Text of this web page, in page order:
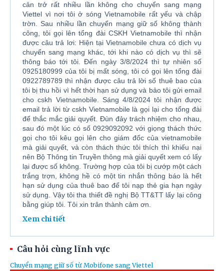
cản trở rất nhiều lần không cho chuyển sang mạng
Viettel vì nơi tôi ở sóng Vietnamobile rất yếu và chập
trờn. Sau nhiều lần chuyển mạng giữ số không thành
công, tôi gọi lên tổng đài CSKH Vietnamobile thì nhận
được câu trả lơi: Hiện tại Vietnamobile chưa có dịch vụ
chuyển sang mạng khác, tới khi nào có dịch vụ thì sẽ
thông báo tới tôi. Đến ngày 3/8/2024 thì tự nhiên số
0925180999 của tôi bị mất sóng, tôi có gọi lên tổng đài
0922789789 thì nhận được câu trả lời số thuê bao của
tôi bị thu hồi vì hết thời hạn sử dụng và bảo tôi gửi email
cho cskh Vietnamobile. Sáng 4/8/2024 tôi nhận được
email trả lời từ cskh Vietnamobile là gọi lại cho tổng đài
để thắc mắc giải quyết. Đùn đảy trách nhiệm cho nhau,
sau đó một lúc có số 0929092092 với giọng thách thức
gọi cho tôi kêu gọi lên cho giám đốc của vietnamobile
mà giải quyết, và còn thách thức tôi thích thì khiếu nại
nên Bộ Thông tin Truyền thông mà giải quyết xem có lấy
lại được số không. Trường hợp của tôi bị cướp một cách
trắng trợn, không hề có một tin nhắn thông báo là hết
hạn sử dụng của thuê bao để tôi nạp thẻ gia hạn ngày
sử dụng. Vậy tôi tha thiết đề nghị Bộ TT&TT lấy lại công
bằng giúp tôi. Tôi xin trân thành cảm ơn.
Xem chi tiết